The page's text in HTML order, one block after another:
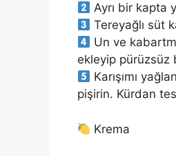
Ayrı bir kapta
Tereyağlı süt
Un ve
ekleyip pürüzsüz
Karışımı
pişirin. Kürdan
Krema